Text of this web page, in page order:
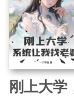
刚上大学